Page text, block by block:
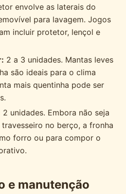
envolve as laterais do
para lavagem. Jogos
incluir protetor, lençol e
2 a 3 unidades. Mantas leves
são ideais para o clima
mais quentinha pode ser
2 unidades. Embora não seja
no berço, a fronha
forro ou para compor o
e manutenção